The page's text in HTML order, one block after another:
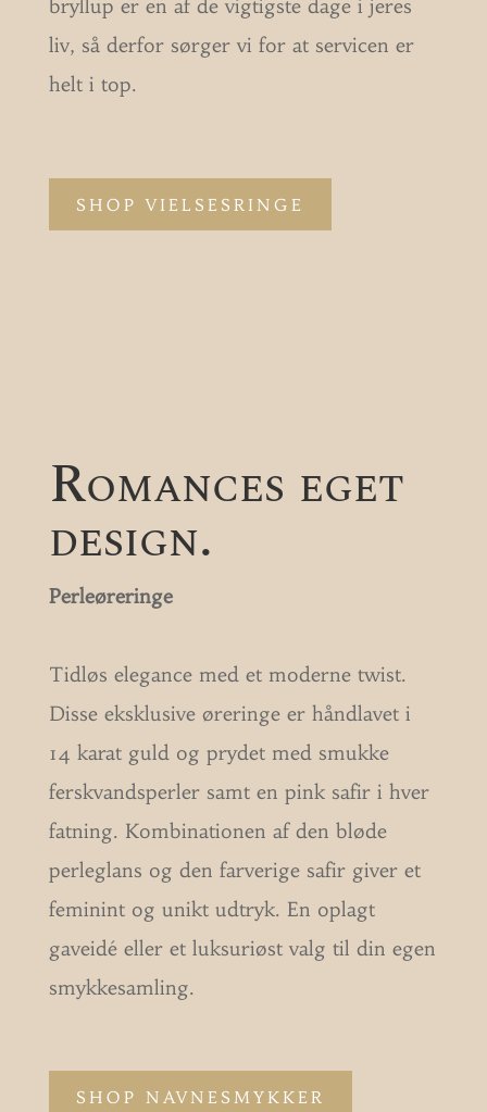
bryllup er en af de vigtigste dage i jeres
liv, så derfor sørger vi for at servicen er
helt i top.
SHOP VIELSESRINGE
Romances eget
design.
Perleøreringe
Tidløs elegance med et moderne twist.
Disse eksklusive øreringe er håndlavet i
14 karat guld og prydet med smukke
ferskvandsperler samt en pink safir i hver
fatning. Kombinationen af den bløde
perleglans og den farverige safir giver et
feminint og unikt udtryk. En oplagt
gaveidé eller et luksuriøst valg til din egen
smykkesamling.
SHOP NAVNESMYKKER